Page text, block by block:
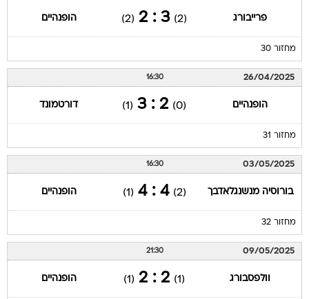
פרייבורג (2)
3 : 2
(2) הופנהיים
מחזור 30
26/04/2025
16:30
הופנהיים (0)
2 : 3
(1) דורטמונד
מחזור 31
03/05/2025
16:30
בורוסיה מנשנגלאדבך (2)
4 : 4
(1) הופנהיים
מחזור 32
09/05/2025
21:30
וולפסבורג (1)
2 : 2
(1) הופנהיים